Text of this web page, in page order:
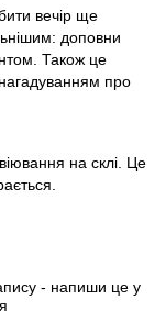
вечір ще
доповни
Також це
про
на склі. Це
- напиши це у